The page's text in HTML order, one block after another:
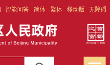
智能问答 简体 繁体 移动版 无障碍